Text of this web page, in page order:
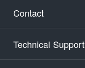
Contact
Technical Support